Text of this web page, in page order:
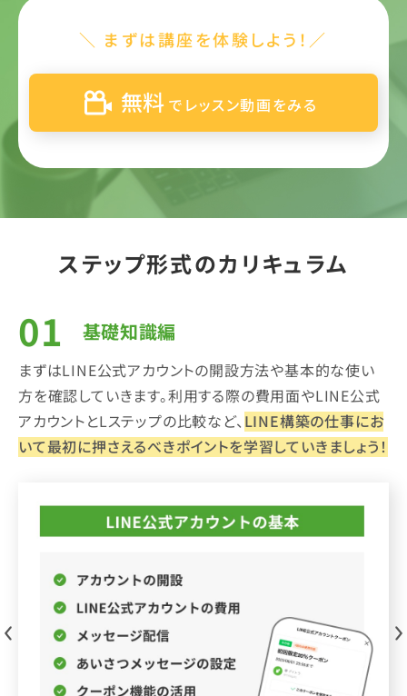
＼ まずは講座を体験しよう！／
無料 でレッスン動画をみる
ステップ形式のカリキュラム
基礎知識編
まずはLINE公式アカウントの開設方法や基本的な使い
方を確認していきます。利用する際の費用面やLINE公式
アカウントとLステップの比較など、 LINE構築の仕事にお
いて最初に押さえるべきポイントを学習していきましょう！